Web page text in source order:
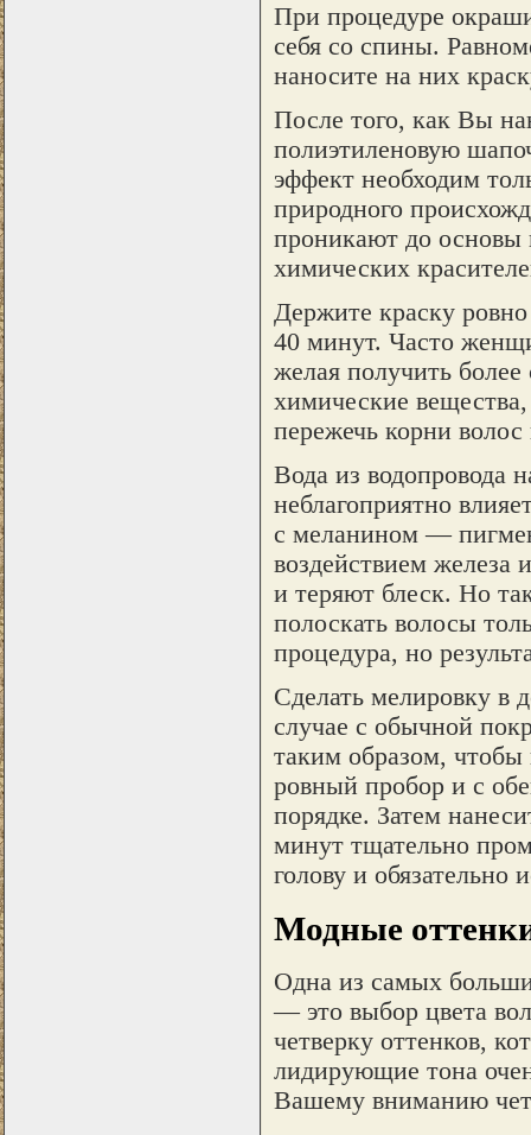
При процедуре
себя со спины.
наносите на них
После того, как Вы
полиэтиленовую
эффект необходим
природного
проникают до основы
химических
Держите краску
40 минут. Часто
желая получить более
химические
пережечь корни
Вода из водопровода
неблагоприятно
с меланином —
воздействием железа
и теряют блеск. Но
полоскать волосы
процедура, но
Сделать мелировку в
случае с обычной
таким образом, чтобы
ровный пробор и с
порядке. Затем
минут тщательно
голову и обязательно
Модные
Одна из самых
— это выбор цвета
четверку оттенков,
лидирующие тона
Вашему вниманию